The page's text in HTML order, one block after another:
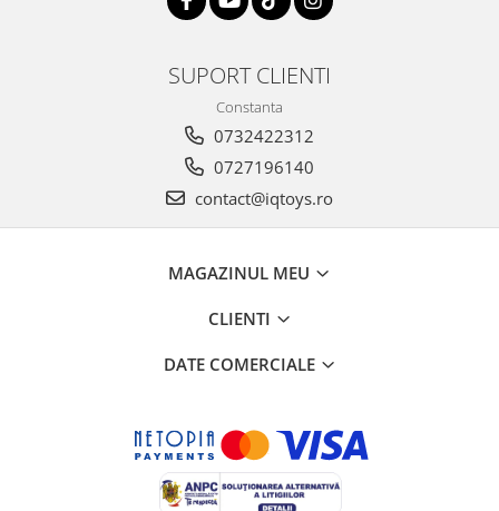
SUPORT CLIENTI
Constanta
0732422312
0727196140
contact@iqtoys.ro
MAGAZINUL MEU
CLIENTI
DATE COMERCIALE